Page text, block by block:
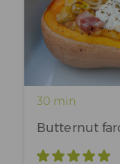
30 min
Butternut